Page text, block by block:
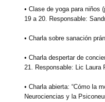
• Clase de yoga para niños
19 a 20. Responsable:
• Charla sobre sanación
• Charla despertar de
21. Responsable: Lic Laura
• Charla abierta: “Cómo la
Neurociencias y la